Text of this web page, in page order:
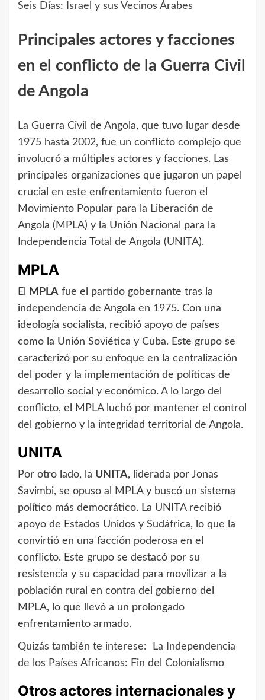
Seis Días: Israel y sus Vecinos Árabes
Principales actores y facciones
en el conflicto de la Guerra Civil
de Angola
La Guerra Civil de Angola, que tuvo lugar desde
1975 hasta 2002, fue un conflicto complejo que
involucró a múltiples actores y facciones. Las
principales organizaciones que jugaron un papel
crucial en este enfrentamiento fueron el
Movimiento Popular para la Liberación de
Angola (MPLA) y la Unión Nacional para la
Independencia Total de Angola (UNITA).
MPLA
El MPLA fue el partido gobernante tras la
independencia de Angola en 1975. Con una
ideología socialista, recibió apoyo de países
como la Unión Soviética y Cuba. Este grupo se
caracterizó por su enfoque en la centralización
del poder y la implementación de políticas de
desarrollo social y económico. A lo largo del
conflicto, el MPLA luchó por mantener el control
del gobierno y la integridad territorial de Angola.
UNITA
Por otro lado, la UNITA, liderada por Jonas
Savimbi, se opuso al MPLA y buscó un sistema
político más democrático. La UNITA recibió
apoyo de Estados Unidos y Sudáfrica, lo que la
convirtió en una facción poderosa en el
conflicto. Este grupo se destacó por su
resistencia y su capacidad para movilizar a la
población rural en contra del gobierno del
MPLA, lo que llevó a un prolongado
enfrentamiento armado.
Quizás también te interese:
La Independencia
de los Países Africanos: Fin del Colonialismo
Otros actores internacionales y